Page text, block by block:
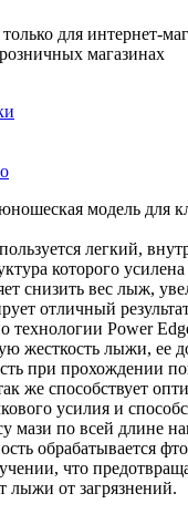
для интернет-
магазинах
модель для
легкий,
которого
снизить вес лыж,
отличный
технологии Power
жесткость лыжи, ее
при прохождении
же способствует
усилия и
мази по всей длине
обрабатывается
что
лыжи от загрязнений.